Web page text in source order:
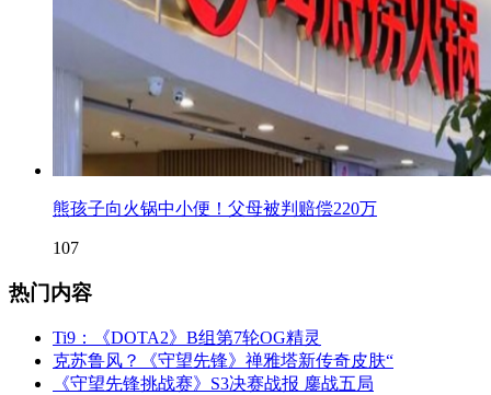
熊孩子向火锅中小便！父母被判赔偿220万
107
热门内容
Ti9：《DOTA2》B组第7轮OG精灵
克苏鲁风？《守望先锋》禅雅塔新传奇皮肤“
《守望先锋挑战赛》S3决赛战报 鏖战五局